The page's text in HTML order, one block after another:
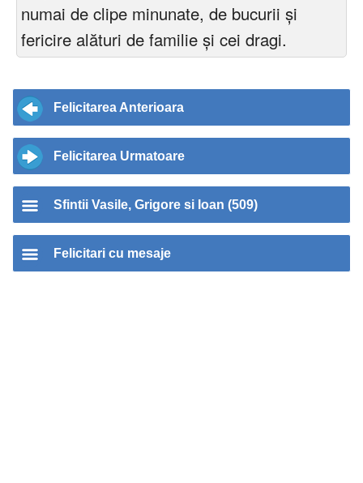
numai de clipe minunate, de bucurii și
fericire alături de familie și cei dragi.
Felicitarea Anterioara
Felicitarea Urmatoare
Sfintii Vasile, Grigore si Ioan (509)
Felicitari cu mesaje